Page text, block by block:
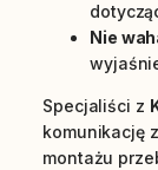
Nie
Specjaliści z
komunikację
montażu